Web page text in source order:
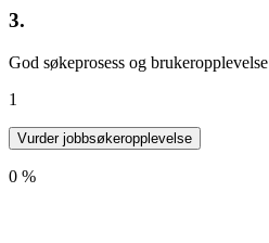
3.
God søkeprosess og brukeropplevelse
1
Vurder jobbsøkeropplevelse
0 %